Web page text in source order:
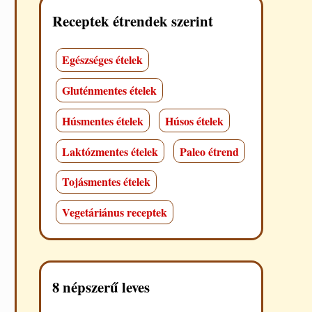
Receptek étrendek szerint
Egészséges ételek
Gluténmentes ételek
Húsmentes ételek
Húsos ételek
Laktózmentes ételek
Paleo étrend
Tojásmentes ételek
Vegetáriánus receptek
8 népszerű leves